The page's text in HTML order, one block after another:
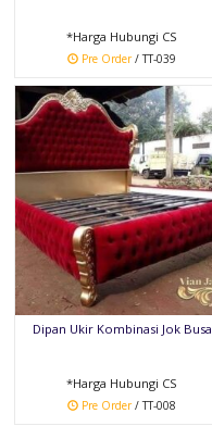
*Harga Hubungi CS
Pre Order/ TT-039
Dipan Ukir Kombinasi Jok Busa
*Harga Hubungi CS
Pre Order/ TT-008